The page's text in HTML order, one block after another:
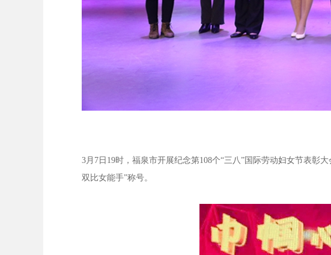
3月 7 日 19时，福泉市开展纪念第108个“三八”国际劳动妇女节表彰
双比女能手”称号。